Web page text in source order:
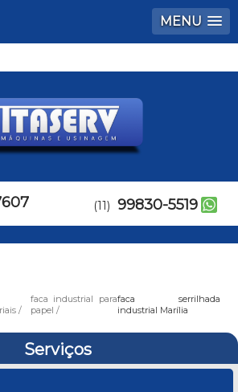
MENU
(11) 99830-5519
faca industrial para
papel
faca serrilhada
industrial Marília
Serviços